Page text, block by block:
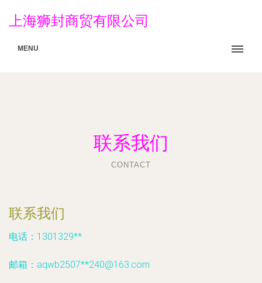
上海狮封商贸有限公司
MENU
联系我们
CONTACT
联系我们
电话：1301329**
邮箱：aqwb2507**240@163.com